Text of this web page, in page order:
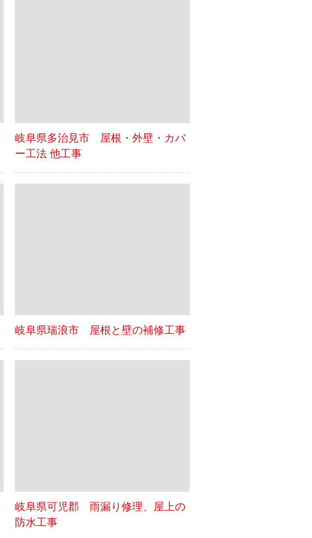
岐阜県多治見市 屋根・外壁・カバ
ー工法 他工事
岐阜県瑞浪市 屋根と壁の補修工事
岐阜県可児郡 雨漏り修理、屋上の
防水工事